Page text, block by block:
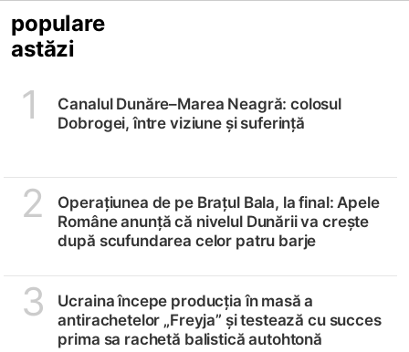
populare
astăzi
1
Canalul Dunăre–Marea Neagră: colosul
Dobrogei, între viziune și suferință
2
Operațiunea de pe Brațul Bala, la final: Apele
Române anunță că nivelul Dunării va crește
după scufundarea celor patru barje
3
Ucraina începe producția în masă a
antirachetelor „Freyja” și testează cu succes
prima sa rachetă balistică autohtonă